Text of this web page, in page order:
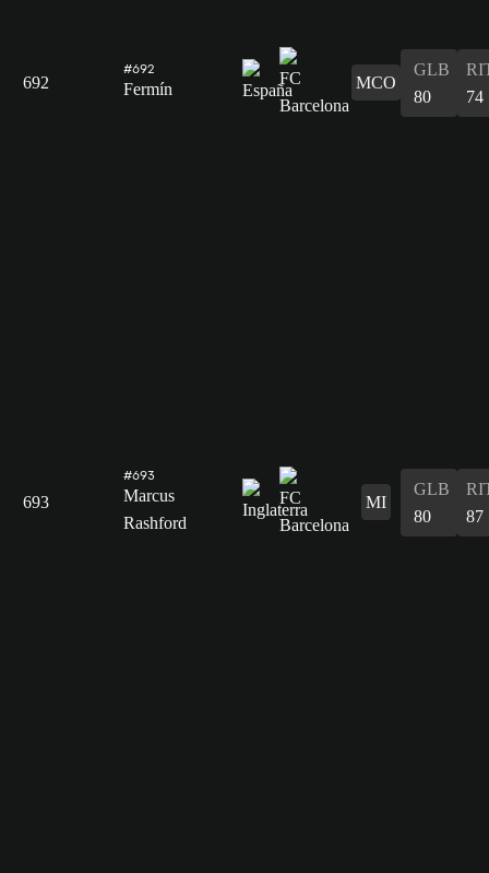
692
#692
Fermín MCO
GLB
80
74
693
#693
Marcus
Rashford
MI
GLB
80
87